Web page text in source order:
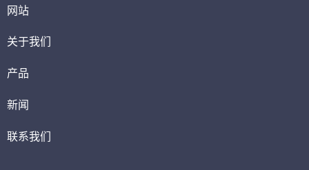
网站
关于我们
产品
新闻
联系我们